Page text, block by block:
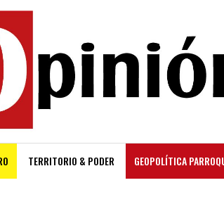
TERRITORIO & PODER GEOPOLÍTICA